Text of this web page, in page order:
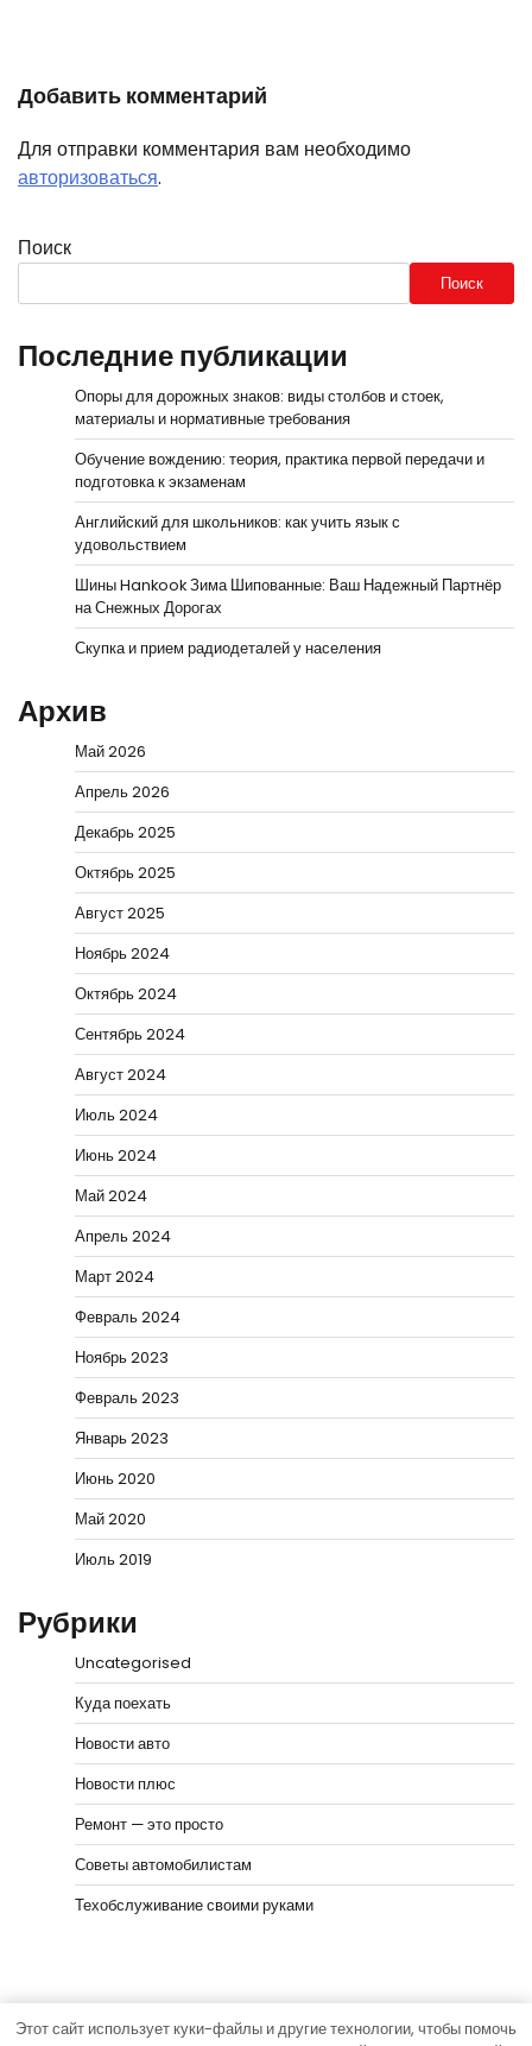
Добавить комментарий
Для отправки комментария вам необходимо
авторизоваться.
Поиск
Поиск
Последние публикации
Опоры для дорожных знаков: виды столбов и стоек,
материалы и нормативные требования
Обучение вождению: теория, практика первой передачи и
подготовка к экзаменам
Английский для школьников: как учить язык с
удовольствием
Шины Hankook Зима Шипованные: Ваш Надежный Партнёр
на Снежных Дорогах
Скупка и прием радиодеталей у населения
Архив
Май 2026
Апрель 2026
Декабрь 2025
Октябрь 2025
Август 2025
Ноябрь 2024
Октябрь 2024
Сентябрь 2024
Август 2024
Июль 2024
Июнь 2024
Май 2024
Апрель 2024
Март 2024
Февраль 2024
Ноябрь 2023
Февраль 2023
Январь 2023
Июнь 2020
Май 2020
Июль 2019
Рубрики
Uncategorised
Куда поехать
Новости авто
Новости плюс
Ремонт — это просто
Советы автомобилистам
Техобслуживание своими руками
Этот сайт использует куки-файлы и другие технологии, чтобы помочь